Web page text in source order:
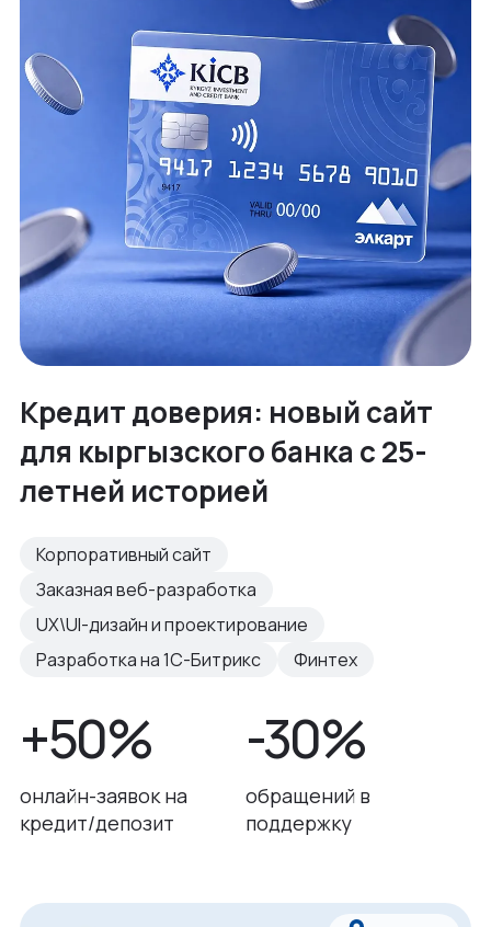
Кредит доверия: новый сайт
для кыргызского банка с 25-
летней историей
Корпоративный сайт
Заказная веб-разработка
UX\UI-дизайн и проектирование
Разработка на 1С-Битрикс
Финтех
+50%
онлайн-заявок на
кредит/депозит
-30%
обращений в
поддержку